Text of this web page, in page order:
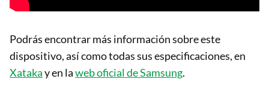
Podrás encontrar más información sobre este
dispositivo, así como todas sus especificaciones, en
Xatakay en laweb oficial de Samsung.